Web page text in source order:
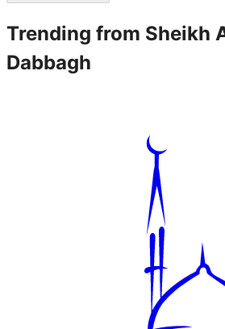
Trending from Sheikh
Dabbagh